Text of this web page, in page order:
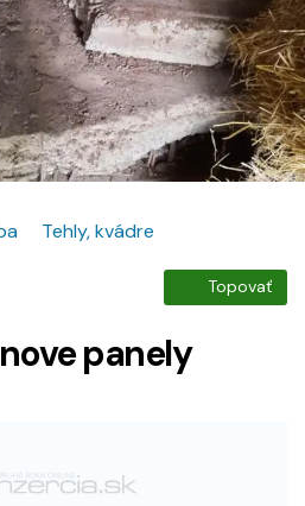
Tehly, kvádre
Topovať
panely